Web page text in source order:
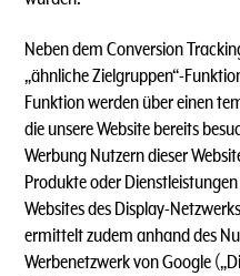
Neben dem Conversion
„ähnliche Zielgruppen“-
Funktion werden über einen
die unsere Website bereits
Werbung Nutzern dieser
Produkte oder
Websites des Display-
ermittelt zudem anhand des
Werbenetzwerk von Google